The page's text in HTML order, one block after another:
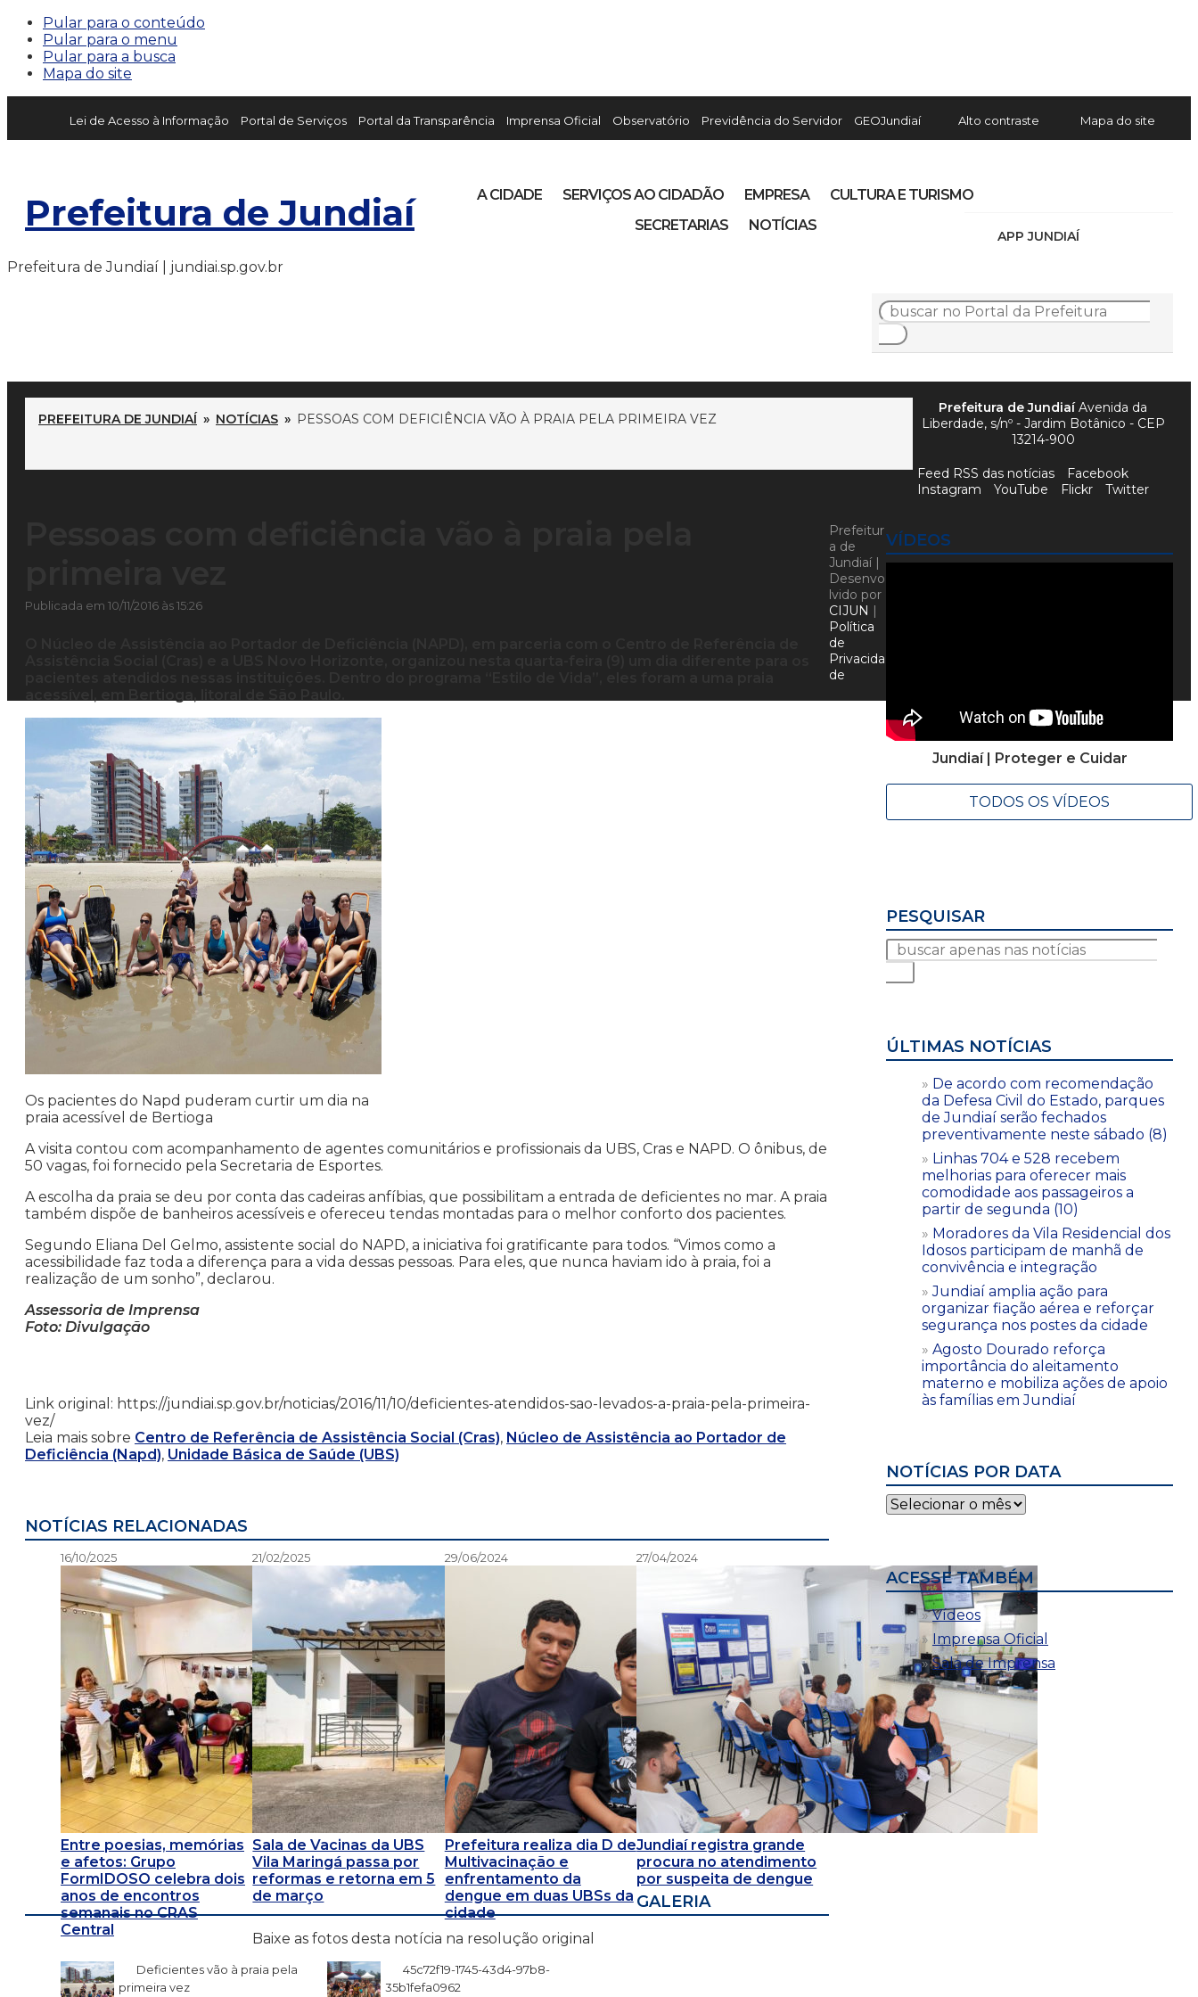
Pular para o conteúdo
Pular para o menu
Pular para a busca
Mapa do site
Lei de Acesso à Informação Portal de Serviços Portal da Transparência Imprensa Oficial Observatório Previdência do Servidor GEOJundiaí Alto contraste Mapa do site
Prefeitura de Jundiaí
APP JUNDIAÍ
A CIDADE SERVIÇOS AO CIDADÃO EMPRESA
CULTURA E TURISMO
SECRETARIAS
NOTÍCIAS
Prefeitura de Jundiaí | jundiai.sp.gov.br
PREFEITURA DE JUNDIAÍ » NOTÍCIAS » PESSOAS COM DEFICIÊNCIA VÃO À PRAIA PELA PRIMEIRA VEZ
Publicada em 10/11/2016 às 15:26
Os pacientes do Napd puderam curtir um dia na
praia acessível de Bertioga
A visita contou com acompanhamento de agentes comunitários e profissionais da UBS, Cras e NAPD. O ônibus, de
50 vagas, foi fornecido pela Secretaria de Esportes.
A escolha da praia se deu por conta das cadeiras anfíbias, que possibilitam a entrada de deficientes no mar. A praia
também dispõe de banheiros acessíveis e ofereceu tendas montadas para o melhor conforto dos pacientes.
Segundo Eliana Del Gelmo, assistente social do NAPD, a iniciativa foi gratificante para todos. “Vimos como a
acessibilidade faz toda a diferença para a vida dessas pessoas. Para eles, que nunca haviam ido à praia, foi a
realização de um sonho”, declarou.
Assessoria de Imprensa
Foto: Divulgação
Link original: https://jundiai.sp.gov.br/noticias/2016/11/10/deficientes-atendidos-sao-levados-a-praia-pela-primeira-
vez/
Leia mais sobre Centro de Referência de Assistência Social (Cras), Núcleo de Assistência ao Portador de
Deficiência (Napd), Unidade Básica de Saúde (UBS)
NOTÍCIAS RELACIONADAS
16/10/2025
Entre poesias, memórias
e afetos: Grupo
FormIDOSO celebra dois
anos de encontros
semanais no CRAS
Central
21/02/2025
Sala de Vacinas da UBS
Vila Maringá passa por
reformas e retorna em 5
de março
29/06/2024
Prefeitura realiza dia D de
Multivacinação e
enfrentamento da
dengue em duas UBSs da
cidade
27/04/2024
Jundiaí registra grande
procura no atendimento
por suspeita de dengue
GALERIA
Baixe as fotos desta notícia na resolução original
Deficientes vão à praia pela
primeira vez
45c72f19-1745-43d4-97b8-
35b1fefa0962
VÍDEOS
Jundiaí | Proteger e Cuidar
TODOS OS VÍDEOS
PESQUISAR
ÚLTIMAS NOTÍCIAS
De acordo com recomendação
da Defesa Civil do Estado, parques
de Jundiaí serão fechados
preventivamente neste sábado (8)
Linhas 704 e 528 recebem
melhorias para oferecer mais
comodidade aos passageiros a
partir de segunda (10)
Moradores da Vila Residencial dos
Idosos participam de manhã de
convivência e integração
Jundiaí amplia ação para
organizar fiação aérea e reforçar
segurança nos postes da cidade
Agosto Dourado reforça
importância do aleitamento
materno e mobiliza ações de apoio
às famílias em Jundiaí
NOTÍCIAS POR DATA
Notícias
por
ACESSE TAMBÉM
Vídeos
Imprensa Oficial
Sala de Imprensa
Prefeitura de JundiaíAvenida da
Liberdade, s/nº - Jardim Botânico - CEP
13214-900
Feed RSS das notícias
Facebook
Instagram
YouTube Flickr Twitter
Prefeitur
a de
Jundiaí |
Desenvo
lvido por
CIJUN |
Política
de
Privacida
de